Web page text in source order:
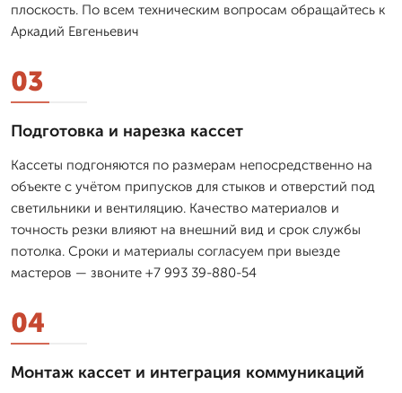
плоскость. По всем техническим вопросам обращайтесь к
Аркадий Евгеньевич
03
Подготовка и нарезка кассет
Кассеты подгоняются по размерам непосредственно на
объекте с учётом припусков для стыков и отверстий под
светильники и вентиляцию. Качество материалов и
точность резки влияют на внешний вид и срок службы
потолка. Сроки и материалы согласуем при выезде
мастеров — звоните +7 993 39-880-54
04
Монтаж кассет и интеграция коммуникаций